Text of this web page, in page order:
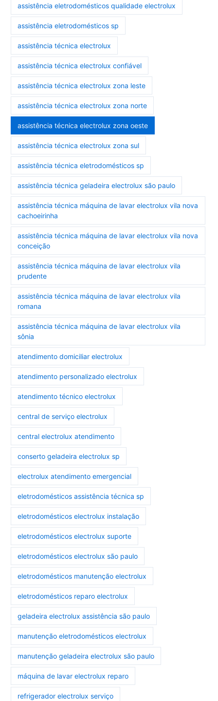
assistência eletrodomésticos qualidade electrolux
assistência eletrodomésticos sp
assistência técnica electrolux
assistência técnica electrolux confiável
assistência técnica electrolux zona leste
assistência técnica electrolux zona norte
assistência técnica electrolux zona oeste
assistência técnica electrolux zona sul
assistência técnica eletrodomésticos sp
assistência técnica geladeira electrolux são paulo
assistência técnica máquina de lavar electrolux vila nova
cachoeirinha
assistência técnica máquina de lavar electrolux vila nova
conceição
assistência técnica máquina de lavar electrolux vila
prudente
assistência técnica máquina de lavar electrolux vila
romana
assistência técnica máquina de lavar electrolux vila
sônia
atendimento domiciliar electrolux
atendimento personalizado electrolux
atendimento técnico electrolux
central de serviço electrolux
central electrolux atendimento
conserto geladeira electrolux sp
electrolux atendimento emergencial
eletrodomésticos assistência técnica sp
eletrodomésticos electrolux instalação
eletrodomésticos electrolux suporte
eletrodomésticos electrolux são paulo
eletrodomésticos manutenção electrolux
eletrodomésticos reparo electrolux
geladeira electrolux assistência são paulo
manutenção eletrodomésticos electrolux
manutenção geladeira electrolux são paulo
máquina de lavar electrolux reparo
refrigerador electrolux serviço